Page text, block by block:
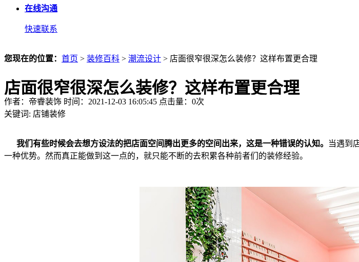
在线沟通
快速联系
您现在的位置： 首页 > 装修百科 > 潮流设计 > 店面很窄很深怎么装修？这样布置更合理
店面很窄很深怎么装修？这样布置更合理
作者：帝睿装饰 时间：2021-12-03 16:05:45 点击量： 0次
关键词: 店铺装修
我们有些时候会去想方设法的把店面空间腾出更多的空间出来，这是一种错误的认知。
当遇到
一种优势。然而真正能做到这一点的，就只能不断的去积累各种前者们的装修经验。